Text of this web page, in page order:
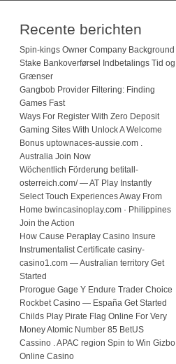
Recente berichten
Spin-kings Owner Company Background
Stake Bankoverførsel Indbetalings Tid og
Grænser
Gangbob Provider Filtering: Finding
Games Fast
Ways For Register With Zero Deposit
Gaming Sites With Unlock A Welcome
Bonus uptownaces-aussie.com .
Australia Join Now
Wöchentlich Förderung betitall-
osterreich.com/ — AT Play Instantly
Select Touch Experiences Away From
Home bwincasinoplay.com · Philippines
Join the Action
How Cause Peraplay Casino Insure
Instrumentalist Certificate casiny-
casino1.com — Australian territory Get
Started
Prorogue Gage Y Endure Trader Choice
Rockbet Casino — España Get Started
Childs Play Pirate Flag Online For Very
Money Atomic Number 85 BetUS
Cassino . APAC region Spin to Win Gizbo
Online Casino